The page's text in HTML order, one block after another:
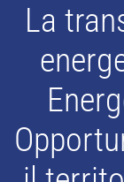
La